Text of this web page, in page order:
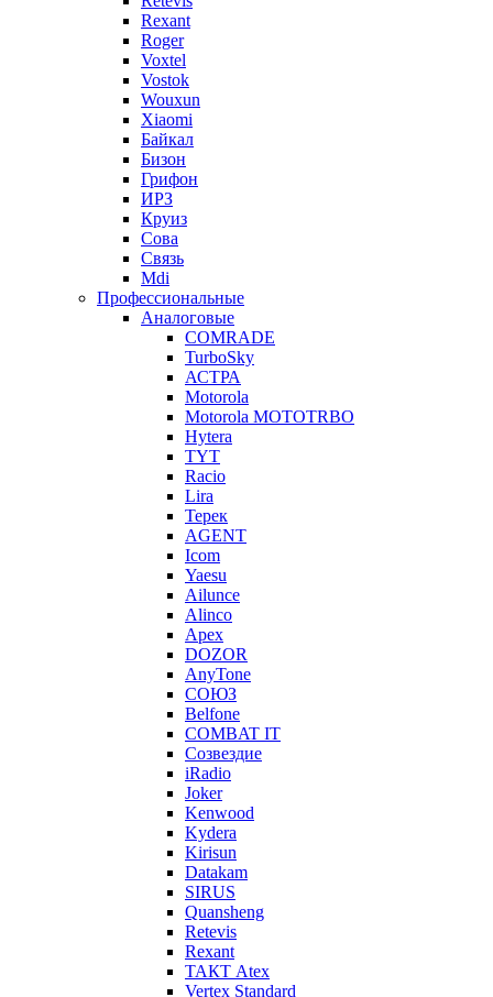
Rexant
Roger
Voxtel
Vostok
Wouxun
Xiaomi
Байкал
Бизон
Грифон
ИРЗ
Круиз
Сова
Связь
Mdi
Профессиональные
Аналоговые
COMRADE
TurboSky
АСТРА
Motorola
Motorola MOTOTRBO
Hytera
TYT
Racio
Lira
Терек
AGENT
Icom
Yaesu
Ailunce
Alinco
Apex
DOZOR
AnyTone
СОЮЗ
Belfone
COMBAT IT
Созвездие
iRadio
Joker
Kenwood
Kydera
Kirisun
Datakam
SIRUS
Quansheng
Retevis
Rexant
ТАКТ Atex
Vertex Standard